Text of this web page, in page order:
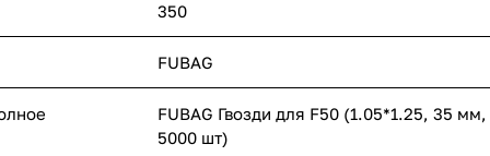
350
FUBAG
FUBAG Гвозди для F50 (1.05*1.25, 35 мм,
5000 шт)